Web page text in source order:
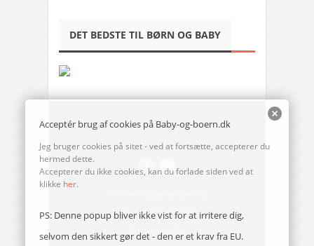
DET BEDSTE TIL BØRN OG BABY
Send en mail til redaktionen
Acceptér brug af cookies på Baby-og-boern.dk
Jeg bruger cookies på sitet - ved at fortsætte, accepterer du
hermed dette.
Accepterer du ikke cookies, kan du forlade siden ved at
klikke her.
PS: Denne popup bliver ikke vist for at irritere dig,
selvom den sikkert gør det - den er et krav fra EU.